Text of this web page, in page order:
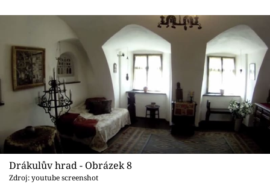
Drákulův hrad - Obrázek 8
Zdroj: youtube screenshot